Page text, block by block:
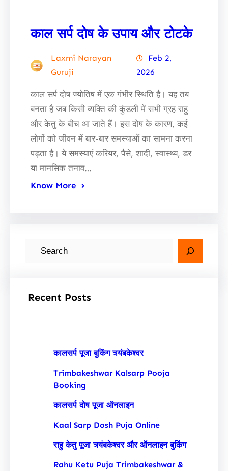
काल सर्प दोष के उपाय और टोटके
Laxmi Narayan
Guruji
Feb 2,
2026
काल सर्प दोष ज्योतिष में एक गंभीर स्थिति है। यह तब
बनता है जब किसी व्यक्ति की कुंडली में सभी ग्रह राहु
और केतु के बीच आ जाते हैं। इस दोष के कारण, कई
लोगों को जीवन में बार-बार समस्याओं का सामना करना
पड़ता है। ये समस्याएं करियर, पैसे, शादी, स्वास्थ्य, डर
या मानसिक तनाव…
Know More
Recent Posts
कालसर्प पूजा बुकिंग त्र्यंबकेश्वर
Trimbakeshwar Kalsarp Pooja
Booking
कालसर्प दोष पूजा ऑनलाइन
Kaal Sarp Dosh Puja Online
राहु केतु पूजा त्र्यंबकेश्वर और ऑनलाइन बुकिंग
Rahu Ketu Puja Trimbakeshwar &